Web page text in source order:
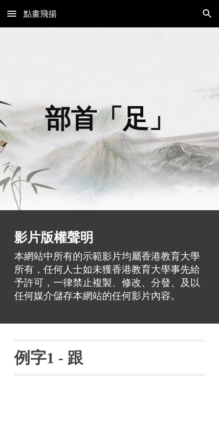
Skip to main content Skip to navigation
點畫飛揚
部首「足」
影片版權聲明
本網站中所有的示範影片均屬香港教育大學
所有，任何人士如未獲香港教育大學事先給
予許可，一律禁止複製、修改、分發、及以
任何媒介儲存本網站的任何影片內容。
例字1 - 跟